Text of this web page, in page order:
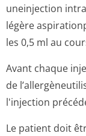
uneinjection
légère
les 0,5 ml au
Avant chaque
de
l'injection
Le patient doit